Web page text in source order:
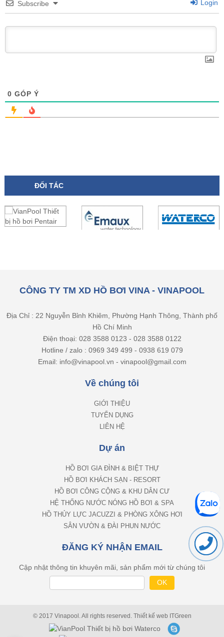
Subscribe Login
0 GÓP Ý
ĐỐI TÁC
CÔNG TY TM XD HỒ BƠI VINA - VINAPOOL
Địa Chỉ : 22 Nguyễn Bỉnh Khiêm, Phường Hạnh Thông, Thành phố
Hồ Chí Minh
Điện thoại: 028 3588 0123 - 028 3588 0122
Hotline / zalo : 0969 349 499 - 0938 619 079
Email: info@vinapool.vn - vinapool@gmail.com
Về chúng tôi
GIỚI THIỆU
TUYỂN DỤNG
LIÊN HỆ
Dự án
HỒ BƠI GIA ĐÌNH & BIỆT THỰ
HỒ BƠI KHÁCH SẠN - RESORT
HỒ BƠI CÔNG CỘNG & KHU DÂN CƯ
HỆ THỐNG NƯỚC NÓNG HỒ BƠI & SPA
HỒ THỦY LỰC JACUZZI & PHÒNG XÔNG HƠI
SÂN VƯỜN & ĐÀI PHUN NƯỚC
ĐĂNG KÝ NHẬN EMAIL
Cập nhật thông tin khuyên mãi, sản phẩm mới từ chúng tôi
© 2017 Vinapool. All rights reserved. Thiết kế web ITGreen